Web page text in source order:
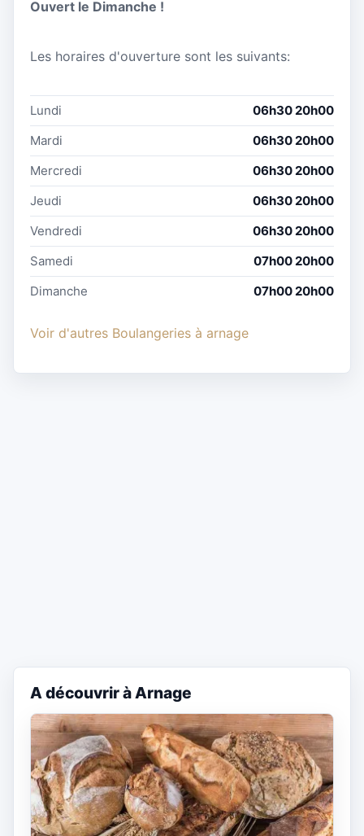
Ouvert le Dimanche !
Les horaires d'ouverture sont les suivants:
Lundi
06h30 20h00
Mardi
06h30 20h00
Mercredi
06h30 20h00
Jeudi
06h30 20h00
Vendredi
06h30 20h00
Samedi
07h00 20h00
Dimanche
07h00 20h00
Voir d'autres Boulangeries à arnage
A découvrir à Arnage